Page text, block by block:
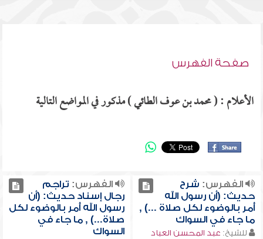
صفحة الفهرس
الأعلام : ( محمد بن عوف الطائي ) مذكور في المواضع التالية
الفهرس: شرح
حديث: (أن رسول الله
أُمر بالوضوء لكل صلاة ...) ,
ما جاء في السواك
للشيخ: عبد المحسن العباد
الفهرس: تراجم
رجال إسناد حديث: (أن
رسول الله أُمر بالوضوء لكل
صلاة...) , ما جاء في
السواك